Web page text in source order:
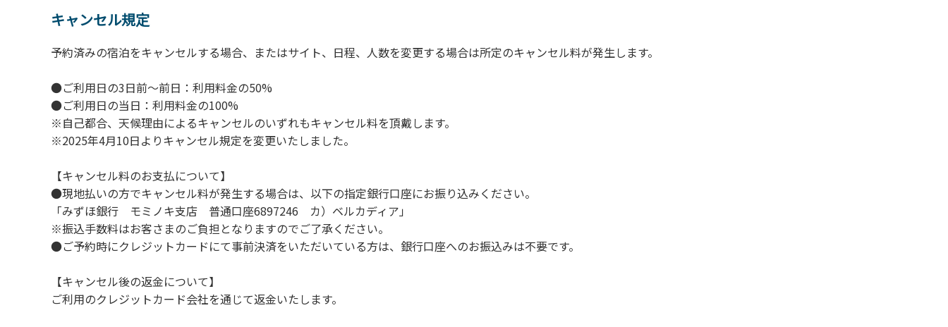
４.場内を車で移動する場合は、徐行運転（5km/h以下）を行ってください。
５.施設内は土足禁止です。
６.コテージ・ロッジ棟内は禁煙です。
７.ゴミは分別した上で、燃えるごみ以外は中身を洗い、チェックアウト時はシンクに置いてください。
８.不可抗力以外の事由により建造物、家具、備品、その他の物品を損傷、紛失、汚染させた場合には、相当額を弁償していただくことがあります。
９.施設内（駐車場含む）での事故や盗難などにつきましては、一切の責任を負いかねます。
【コテージご利用上の注意事項ならびに禁止事項】
１.動物（ペット類）の同伴はご遠慮願います。
２.安全管理上、お子様の単独での行動はご遠慮ください。
３.調度品などの持ち出しはしないでください。
４.ご訪問客とのコテージ内での面会はご遠慮願います。
５.焚火および花火は禁止です。
６.周囲に迷惑となるような行為（夜間の大声での談笑等）や他人に嫌悪感を与えるような行為はお止めください。
７.BBQ台（BBQコンロやグリル）は室内およびデッキ部分は使用禁止です。使用の際は土面またはアスファルト面にて床面から高さ60cm以上離してご利
用ください。
８.炭火の利用後は炭の鎮火の確認をお願いいたします。
キャンセル規定
予約済みの宿泊をキャンセルする場合、またはサイト、日程、人数を変更する場合は所定のキャンセル料が発生します。
●ご利用日の3日前～前日：利用料金の50%
●ご利用日の当日：利用料金の100%
※自己都合、天候理由によるキャンセルのいずれもキャンセル料を頂戴します。
※2025年4月10日よりキャンセル規定を変更いたしました。
【キャンセル料のお支払について】
●現地払いの方でキャンセル料が発生する場合は、以下の指定銀行口座にお振り込みください。
「みずほ銀行 モミノキ支店 普通口座6897246 カ）ベルカディア」
※振込手数料はお客さまのご負担となりますのでご了承ください。
●ご予約時にクレジットカードにて事前決済をいただいている方は、銀行口座へのお振込みは不要です。
【キャンセル後の返金について】
ご利用のクレジットカード会社を通じて返金いたします。